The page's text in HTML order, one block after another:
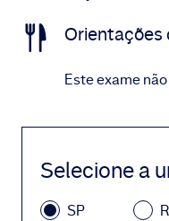
Orientações
Este exame
Selecione a
SP